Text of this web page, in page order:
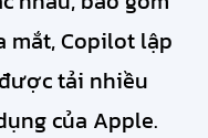
mắt, Copilot lập
tải nhiều
của Apple.